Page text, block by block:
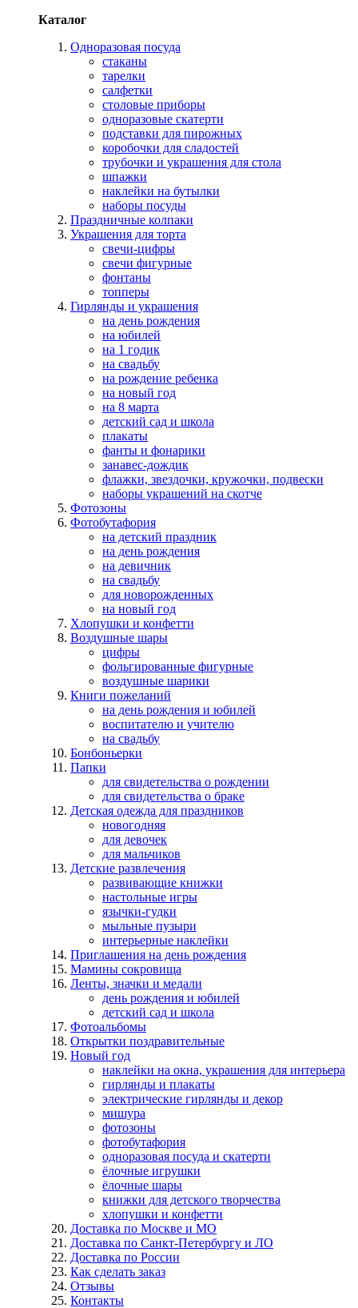
Каталог
Одноразовая посуда
стаканы
тарелки
салфетки
столовые приборы
одноразовые скатерти
подставки для пирожных
коробочки для сладостей
трубочки и украшения для стола
шпажки
наклейки на бутылки
наборы посуды
Праздничные колпаки
Украшения для торта
свечи-цифры
свечи фигурные
фонтаны
топперы
Гирлянды и украшения
на день рождения
на юбилей
на 1 годик
на свадьбу
на рождение ребенка
на новый год
на 8 марта
детский сад и школа
плакаты
фанты и фонарики
занавес-дождик
флажки, звездочки, кружочки, подвески
наборы украшений на скотче
Фотозоны
Фотобутафория
на детский праздник
на день рождения
на девичник
на свадьбу
для новорожденных
на новый год
Хлопушки и конфетти
Воздушные шары
цифры
фольгированные фигурные
воздушные шарики
Книги пожеланий
на день рождения и юбилей
воспитателю и учителю
на свадьбу
Бонбоньерки
Папки
для свидетельства о рождении
для свидетельства о браке
Детская одежда для праздников
новогодняя
для девочек
для мальчиков
Детские развлечения
развивающие книжки
настольные игры
язычки-гудки
мыльные пузыри
интерьерные наклейки
Приглашения на день рождения
Мамины сокровища
Ленты, значки и медали
день рождения и юбилей
детский сад и школа
Фотоальбомы
Открытки поздравительные
Новый год
наклейки на окна, украшения для интерьера
гирлянды и плакаты
электрические гирлянды и декор
мишура
фотозоны
фотобутафория
одноразовая посуда и скатерти
ёлочные игрушки
ёлочные шары
книжки для детского творчества
хлопушки и конфетти
Доставка по Москве и МО
Доставка по Санкт-Петербургу и ЛО
Доставка по России
Как сделать заказ
Отзывы
Контакты